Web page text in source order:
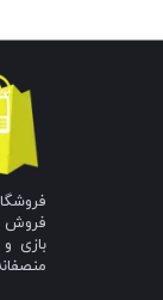
فروش
بازی